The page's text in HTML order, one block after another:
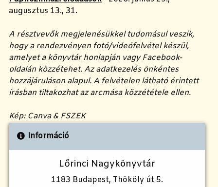
augusztus 13., 31.
A résztvevők megjelenésükkel tudomásul veszik,
hogy a rendezvényen fotó/videófelvétel készül,
amelyet a könyvtár honlapján vagy Facebook-
oldalán közzétehet. Az adatkezelés önkéntes
hozzájáruláson alapul. A felvételen látható érintett
írásban tiltakozhat az arcmása közzététele ellen.
Kép: Canva & FSZEK
Információ
Lőrinci Nagykönyvtár
1183 Budapest, Thököly út 5.